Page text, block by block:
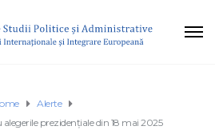
Alerte
prezidențiale din 18 mai 2025